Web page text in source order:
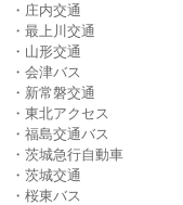
・庄内交通
・最上川交通
・山形交通
・会津バス
・新常磐交通
・東北アクセス
・福島交通バス
・茨城急行自動車
・茨城交通
・桜東バス